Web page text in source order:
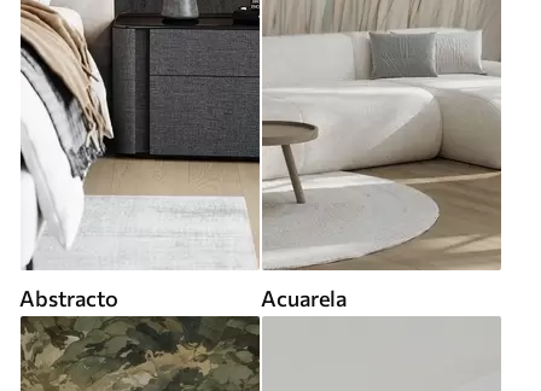
Abstracto Acuarela